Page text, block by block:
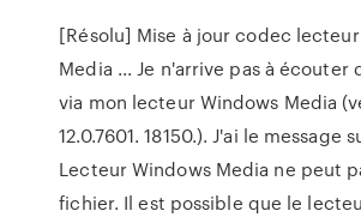
[Résolu] Mise à jour codec
Media ... Je n'arrive pas à écouter
via mon lecteur Windows Media
12.0.7601. 18150.). J'ai le message
Lecteur Windows Media ne peut
fichier. Il est possible que le